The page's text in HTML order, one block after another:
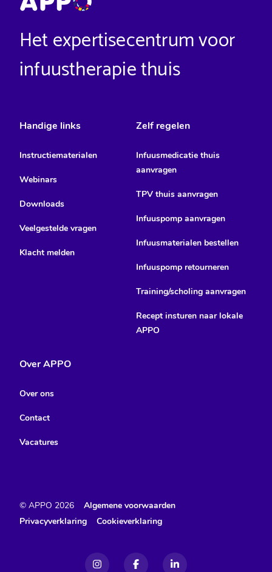
Het expertisecentrum voor
infuustherapie thuis
Handige links
Instructiematerialen
Webinars
Downloads
Veelgestelde vragen
Klacht melden
Zelf regelen
Infuusmedicatie thuis
aanvragen
TPV thuis aanvragen
Infuuspomp aanvragen
Infuusmaterialen bestellen
Infuuspomp retourneren
Training/scholing aanvragen
Recept insturen naar lokale
APPO
Over APPO
Over ons
Contact
Vacatures
© APPO 2026
Algemene voorwaarden
Privacyverklaring
Cookieverklaring